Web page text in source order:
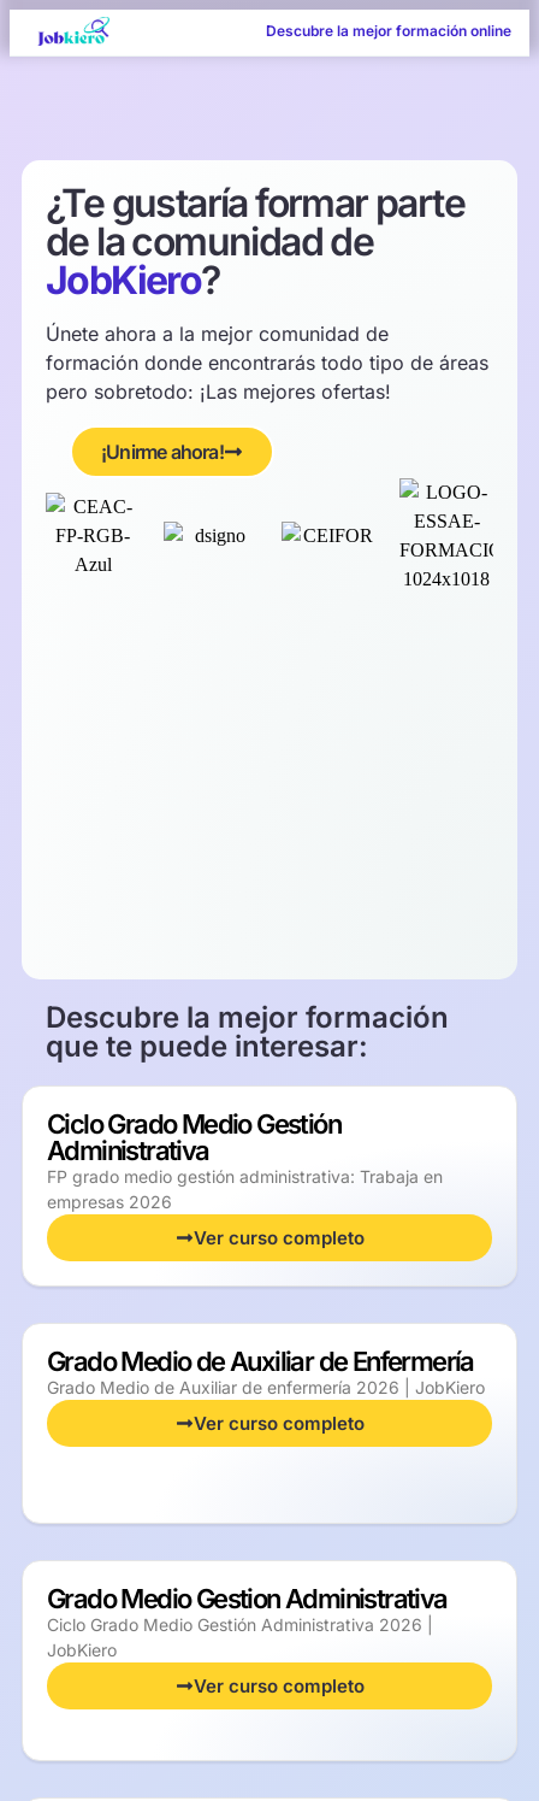
Descubre la mejor formación online
¿Te gustaría formar parte
de la comunidad de
JobKiero?
Únete ahora a la mejor comunidad de
formación donde encontrarás todo tipo de áreas
pero sobretodo: ¡Las mejores ofertas!
¡Unirme ahora!
Descubre la mejor formación
que te puede interesar:
Ciclo Grado Medio Gestión
Administrativa
FP grado medio gestión administrativa: Trabaja en
empresas 2026
Ver curso completo
Grado Medio de Auxiliar de Enfermería
Grado Medio de Auxiliar de enfermería 2026 | JobKiero
Ver curso completo
Grado Medio Gestion Administrativa
Ciclo Grado Medio Gestión Administrativa 2026 |
JobKiero
Ver curso completo